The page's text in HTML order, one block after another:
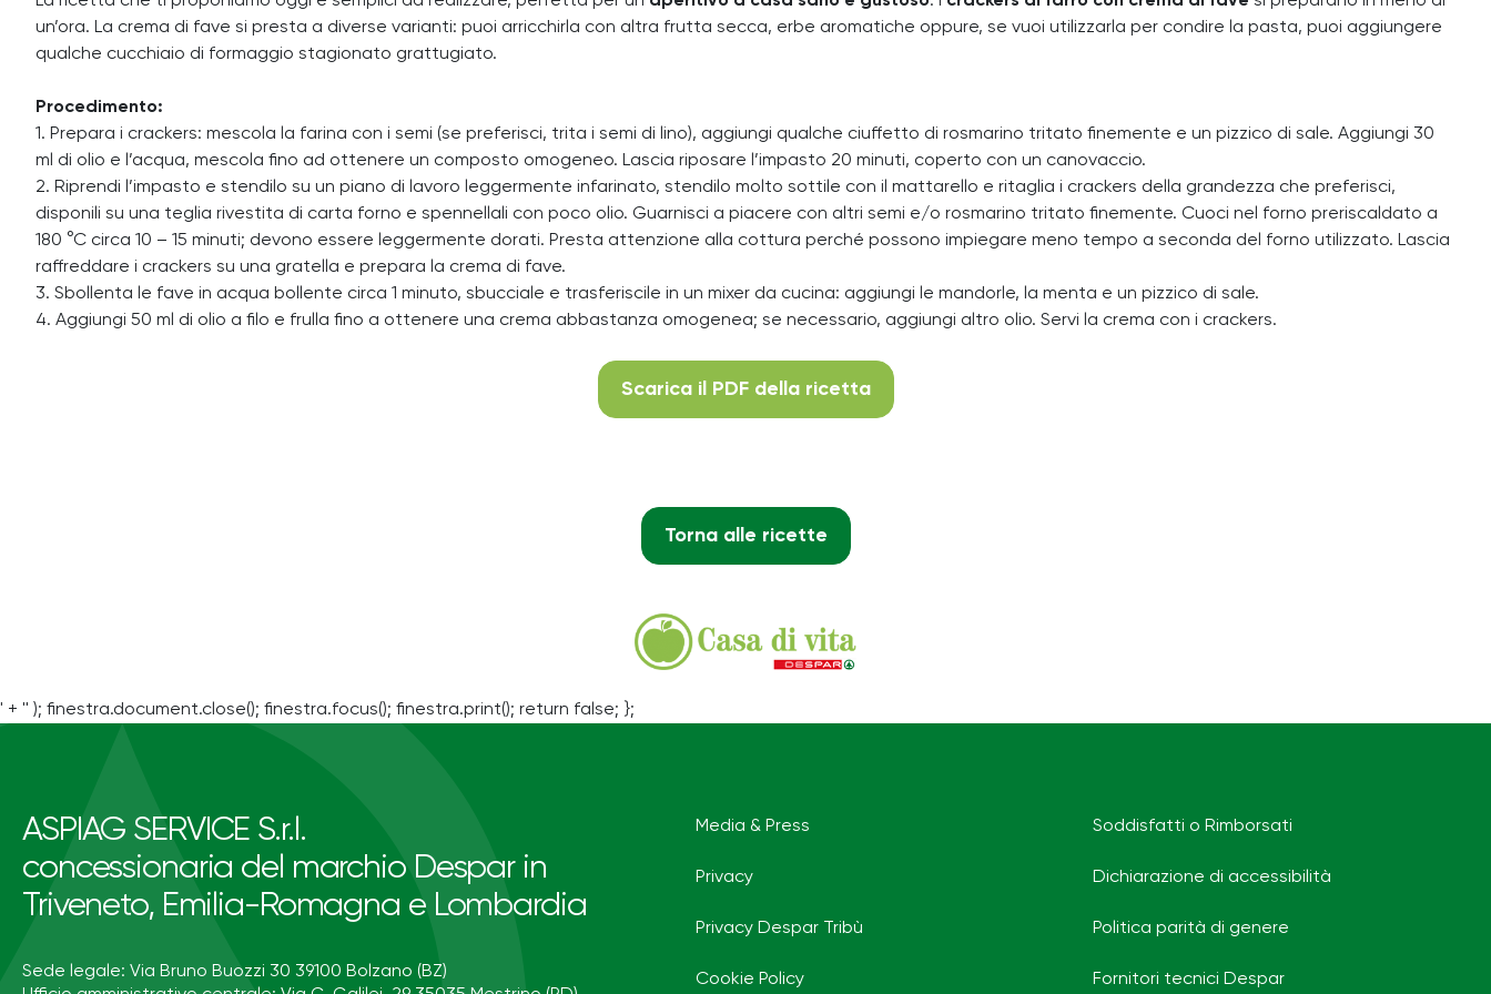
un’ora. La crema di fave si presta a diverse varianti: puoi arricchirla con altra frutta secca, erbe aromatiche oppure, se vuoi utilizzarla per condire la pasta, puoi aggiungere
qualche cucchiaio di formaggio stagionato grattugiato.
Procedimento:
1. Prepara i crackers: mescola la farina con i semi (se preferisci, trita i semi di lino), aggiungi qualche ciuffetto di rosmarino tritato finemente e un pizzico di sale. Aggiungi 30
ml di olio e l’acqua, mescola fino ad ottenere un composto omogeneo. Lascia riposare l’impasto 20 minuti, coperto con un canovaccio.
2. Riprendi l’impasto e stendilo su un piano di lavoro leggermente infarinato, stendilo molto sottile con il mattarello e ritaglia i crackers della grandezza che preferisci,
disponili su una teglia rivestita di carta forno e spennellali con poco olio. Guarnisci a piacere con altri semi e/o rosmarino tritato finemente. Cuoci nel forno preriscaldato a
180 °C circa 10 – 15 minuti; devono essere leggermente dorati. Presta attenzione alla cottura perché possono impiegare meno tempo a seconda del forno utilizzato. Lascia
raffreddare i crackers su una gratella e prepara la crema di fave.
3. Sbollenta le fave in acqua bollente circa 1 minuto, sbucciale e trasferiscile in un mixer da cucina: aggiungi le mandorle, la menta e un pizzico di sale.
4. Aggiungi 50 ml di olio a filo e frulla fino a ottenere una crema abbastanza omogenea; se necessario, aggiungi altro olio. Servi la crema con i crackers.
Scarica il PDF della ricetta
Torna alle ricette
' + '' ); finestra.document.close(); finestra.focus(); finestra.print(); return false; };
ASPIAG SERVICE S.r.l.
concessionaria del marchio Despar in
Triveneto, Emilia-Romagna e Lombardia
Sede legale: Via Bruno Buozzi 30 39100 Bolzano (BZ)
Media & Press
Privacy
Privacy Despar Tribù
Cookie Policy
Soddisfatti o Rimborsati
Dichiarazione di accessibilità
Politica parità di genere
Fornitori tecnici Despar